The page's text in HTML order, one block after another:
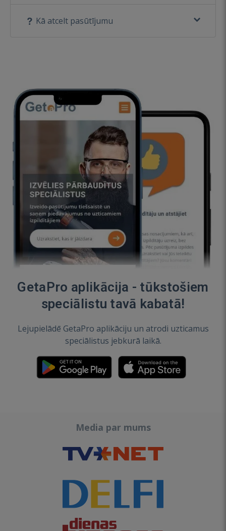
Kā atcelt pasūtījumu
GetaPro aplikācija - tūkstošiem
speciālistu tavā kabatā!
Lejupielādē GetaPro aplikāciju un atrodi uzticamus
speciālistus jebkurā laikā.
Media par mums